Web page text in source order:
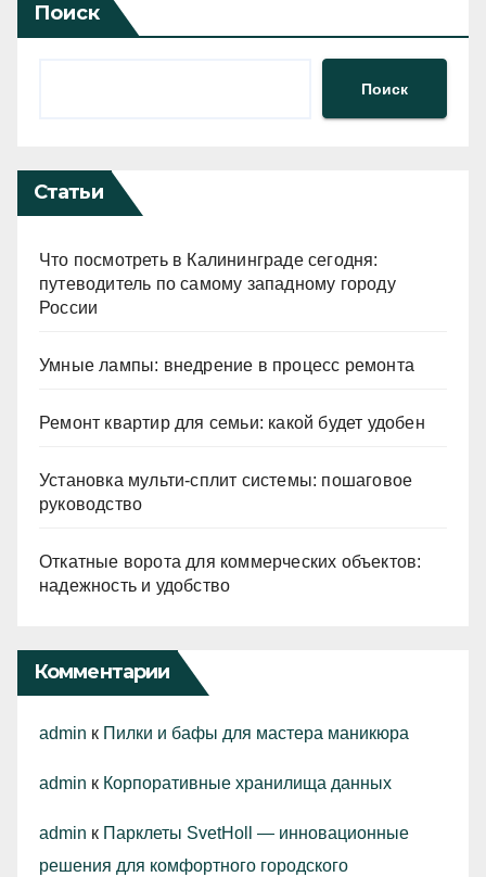
Поиск
Поиск
Статьи
Что посмотреть в Калининграде сегодня:
путеводитель по самому западному городу
России
Умные лампы: внедрение в процесс ремонта
Ремонт квартир для семьи: какой будет удобен
Установка мульти-сплит системы: пошаговое
руководство
Откатные ворота для коммерческих объектов:
надежность и удобство
Комментарии
admin к Пилки и бафы для мастера маникюра
admin к Корпоративные хранилища данных
admin к Парклеты SvetHoll — инновационные
решения для комфортного городского